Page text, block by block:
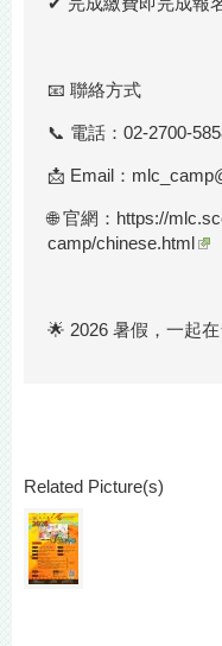
✔ 完成繳費即完成報
📧 聯絡方式
📞 電話：02-2700-
📩 Email：
🌐 官網： https://
camp/chinese.html
🌟 2026 暑假，一起
Related Picture(s)